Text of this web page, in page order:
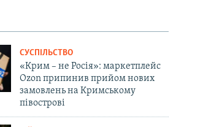
СУСПІЛЬСТВО
«Крим – не Росія»: маркетплейс
Ozon припинив прийом нових
замовлень на Кримському
півострові